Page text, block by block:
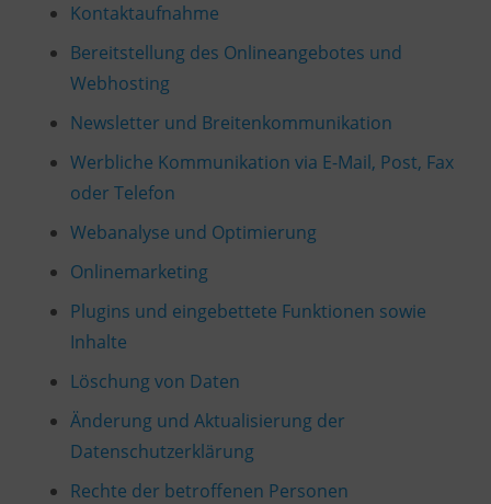
Kontaktaufnahme
Bereitstellung des Onlineangebotes und
Webhosting
Newsletter und Breitenkommunikation
Werbliche Kommunikation via E-Mail, Post, Fax
oder Telefon
Webanalyse und Optimierung
Onlinemarketing
Plugins und eingebettete Funktionen sowie
Inhalte
Löschung von Daten
Änderung und Aktualisierung der
Datenschutzerklärung
Rechte der betroffenen Personen